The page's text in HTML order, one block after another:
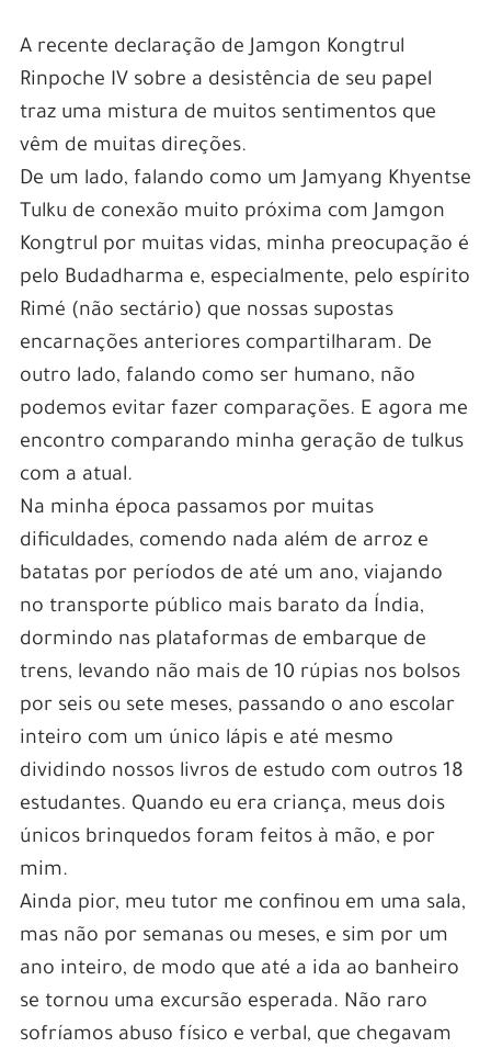
A recente declaração de Jamgon Kongtrul
Rinpoche IV sobre a desistência de seu papel
traz uma mistura de muitos sentimentos que
vêm de muitas direções.
De um lado, falando como um Jamyang Khyentse
Tulku de conexão muito próxima com Jamgon
Kongtrul por muitas vidas, minha preocupação é
pelo Budadharma e, especialmente, pelo espírito
Rimé (não sectário) que nossas supostas
encarnações anteriores compartilharam. De
outro lado, falando como ser humano, não
podemos evitar fazer comparações. E agora me
encontro comparando minha geração de tulkus
com a atual.
Na minha época passamos por muitas
dificuldades, comendo nada além de arroz e
batatas por períodos de até um ano, viajando
no transporte público mais barato da Índia,
dormindo nas plataformas de embarque de
trens, levando não mais de 10 rúpias nos bolsos
por seis ou sete meses, passando o ano escolar
inteiro com um único lápis e até mesmo
dividindo nossos livros de estudo com outros 18
estudantes. Quando eu era criança, meus dois
únicos brinquedos foram feitos à mão, e por
mim.
Ainda pior, meu tutor me confinou em uma sala,
mas não por semanas ou meses, e sim por um
ano inteiro, de modo que até a ida ao banheiro
se tornou uma excursão esperada. Não raro
sofríamos abuso físico e verbal, que chegavam